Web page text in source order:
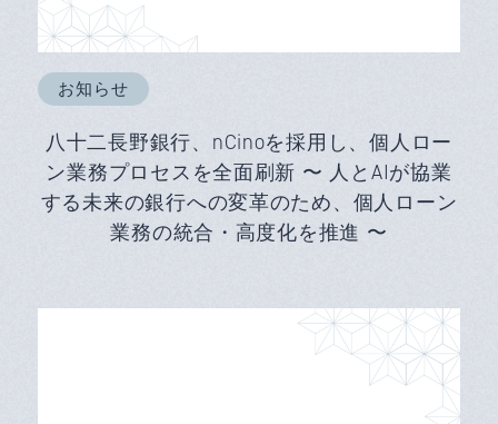
お知らせ
八十二長野銀行、nCinoを採用し、個人ロー
ン業務プロセスを全面刷新 〜 人とAIが協業
する未来の銀行への変革のため、個人ローン
業務の統合・高度化を推進 〜